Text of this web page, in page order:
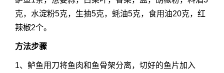
克，水淀粉5克，生抽5克，蚝油5克，食用油20克，红
辣椒2个。
方法步骤
1、鲈鱼用刀将鱼肉和鱼骨架分离，切好的鱼片加入